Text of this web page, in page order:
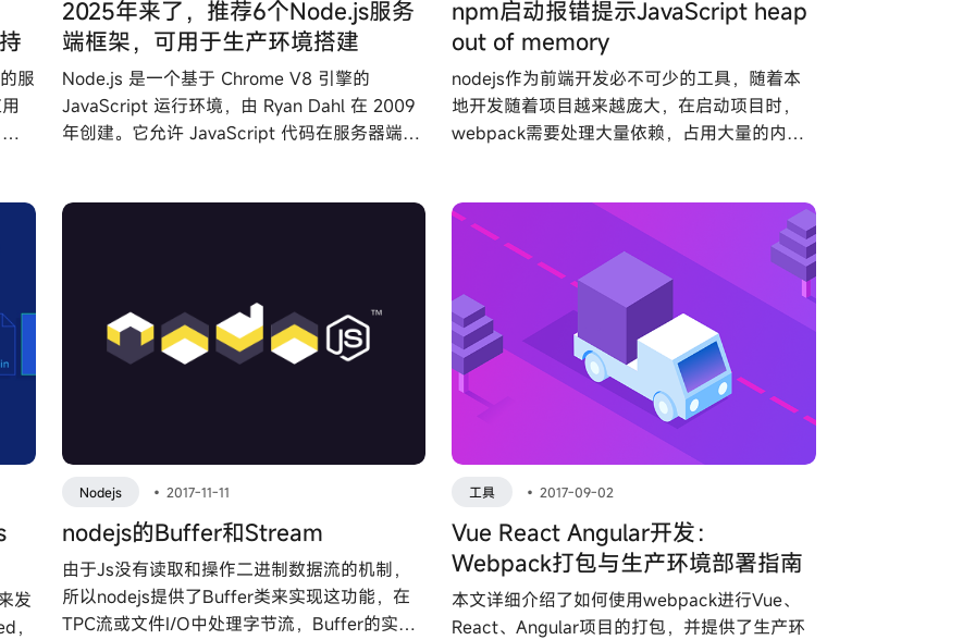
服
2025年来了，推荐6个Node.js服务
端框架，可用于生产环境搭建
Node.js 是一个基于 Chrome V8 引擎的
JavaScript 运行环境，由 Ryan Dahl 在 2009
年创建。它允许 JavaScript 代码在服务器端运
名，这使得它在处理大量并发连接时非常高
npm启动报错提示JavaScript heap
out of memory
nodejs作为前端开发必不可少的工具，随着本
地开发随着项目越来越庞大，在启动项目时，
webpack需要处理大量依赖，占用大量的内存
发
Nodejs • 2017-11-11
nodejs的Buffer和Stream
由于Js没有读取和操作二进制数据流的机制，
所以nodejs提供了Buffer类来实现这功能，在
TPC流或文件I/O中处理字节流，Buffer的实例
工具 •2017-09-02
Vue React Angular开发：
Webpack打包与生产环境部署指南
本文详细介绍了如何使用webpack进行Vue、
React、Angular项目的打包，并提供了生产环